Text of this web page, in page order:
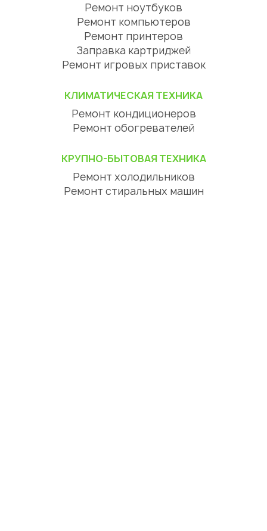
Ремонт ноутбуков
Ремонт компьютеров
Ремонт принтеров
Заправка картриджей
Ремонт игровых приставок
КЛИМАТИЧЕСКАЯ ТЕХНИКА
Ремонт кондиционеров
Ремонт обогревателей
КРУПНО-БЫТОВАЯ ТЕХНИКА
Ремонт холодильников
Ремонт стиральных машин